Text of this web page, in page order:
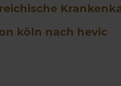
köln nach hevic